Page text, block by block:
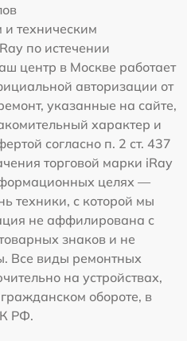
техническим
по истечении
центр в Москве работает
авторизации от
указанные на сайте,
характер и
согласно п. 2 ст. 437
торговой марки iRay
целях —
техники, с которой мы
не аффилирована с
знаков и не
Все виды ремонтных
на устройствах,
обороте, в
РФ.